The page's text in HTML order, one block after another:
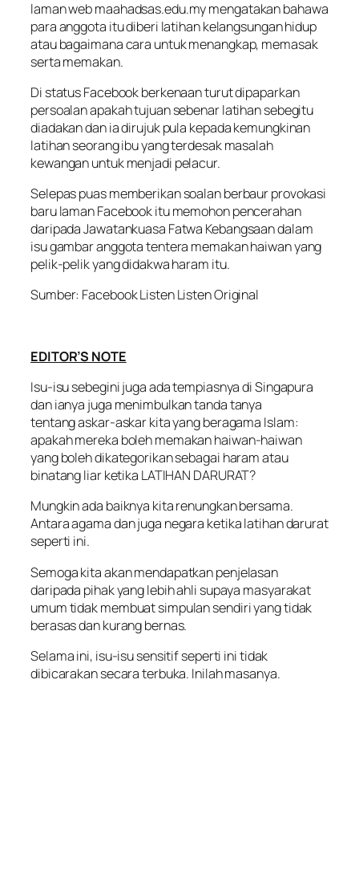
laman web maahadsas.edu.my mengatakan bahawa
para anggota itu diberi latihan kelangsungan hidup
atau bagaimana cara untuk menangkap, memasak
serta memakan.
Di status Facebook berkenaan turut dipaparkan
persoalan apakah tujuan sebenar latihan sebegitu
diadakan dan ia dirujuk pula kepada kemungkinan
latihan seorang ibu yang terdesak masalah
kewangan untuk menjadi pelacur.
Selepas puas memberikan soalan berbaur provokasi
baru laman Facebook itu memohon pencerahan
daripada Jawatankuasa Fatwa Kebangsaan dalam
isu gambar anggota tentera memakan haiwan yang
pelik-pelik yang didakwa haram itu.
Sumber: Facebook Listen Listen Original
EDITOR’S NOTE
Isu-isu sebegini juga ada tempiasnya di Singapura
dan ianya juga menimbulkan tanda tanya
tentang askar-askar kita yang beragama Islam:
apakah mereka boleh memakan haiwan-haiwan
yang boleh dikategorikan sebagai haram atau
binatang liar ketika LATIHAN DARURAT?
Mungkin ada baiknya kita renungkan bersama.
Antara agama dan juga negara ketika latihan darurat
seperti ini.
Semoga kita akan mendapatkan penjelasan
daripada pihak yang lebih ahli supaya masyarakat
umum tidak membuat simpulan sendiri yang tidak
berasas dan kurang bernas.
Selama ini, isu-isu sensitif seperti ini tidak
dibicarakan secara terbuka. Inilah masanya.